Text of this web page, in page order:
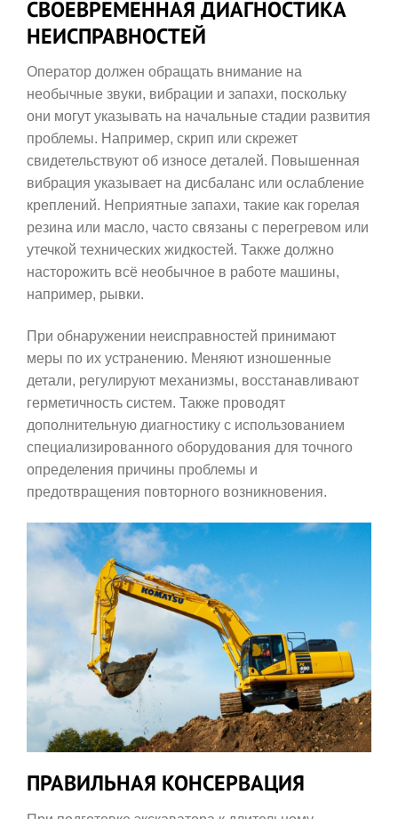
СВОЕВРЕМЕННАЯ ДИАГНОСТИКА
НЕИСПРАВНОСТЕЙ
Оператор должен обращать внимание на
необычные звуки, вибрации и запахи, поскольку
они могут указывать на начальные стадии развития
проблемы. Например, скрип или скрежет
свидетельствуют об износе деталей. Повышенная
вибрация указывает на дисбаланс или ослабление
креплений. Неприятные запахи, такие как горелая
резина или масло, часто связаны с перегревом или
утечкой технических жидкостей. Также должно
насторожить всё необычное в работе машины,
например, рывки.
При обнаружении неисправностей принимают
меры по их устранению. Меняют изношенные
детали, регулируют механизмы, восстанавливают
герметичность систем. Также проводят
дополнительную диагностику с использованием
специализированного оборудования для точного
определения причины проблемы и
предотвращения повторного возникновения.
ПРАВИЛЬНАЯ КОНСЕРВАЦИЯ